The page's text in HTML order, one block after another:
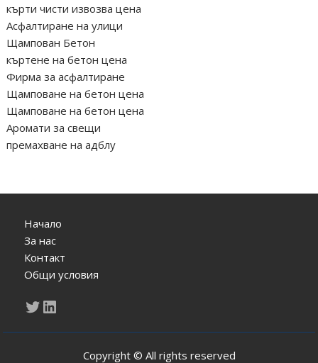
кърти чисти извозва цена
Асфалтиране на улици
Щампован Бетон
къртене на бетон цена
Фирма за асфалтиране
Щамповане на бетон цена
Щамповане на бетон цена
Аромати за свещи
премахване на адблу
Начало
За нас
Контакт
Общи условия
Twitter
LinkedIn
Copyright © All rights reserved